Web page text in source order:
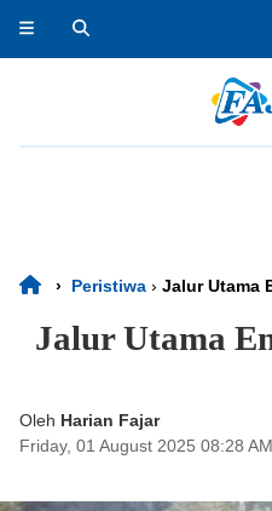
› Peristiwa › Jalur Utama
Jalur Utama
Oleh Harian Fajar
Friday, 01 August 2025 08:28 AM